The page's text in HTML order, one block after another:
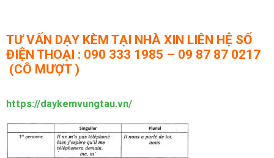
TƯ VẤN DẠY KÈM TẠI NHÀ XIN LIÊN HỆ SỐ
ĐIỆN THOẠI : 090 333 1985 – 09 87 87 0217
(CÔ MƯỢT )
https://daykemvungtau.vn/